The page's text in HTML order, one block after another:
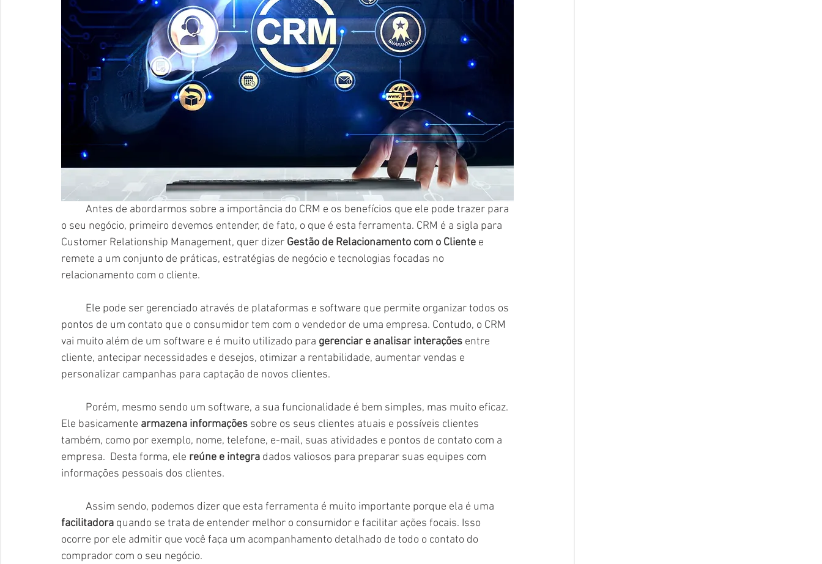
o seu negócio, primeiro devemos entender, de fato, o que é esta ferramenta. CRM é a sigla para
Customer Relationship Management, quer dizer Gestão de Relacionamento com o Cliente e
remete a um conjunto de práticas, estratégias de negócio e tecnologias focadas no
relacionamento com o cliente.
pontos de um contato que o consumidor tem com o vendedor de uma empresa. Contudo, o CRM
vai muito além de um software e é muito utilizado para gerenciar e analisar interações entre
cliente, antecipar necessidades e desejos, otimizar a rentabilidade, aumentar vendas e
personalizar campanhas para captação de novos clientes.
Ele basicamente armazena informações sobre os seus clientes atuais e possíveis clientes
também, como por exemplo, nome, telefone, e-mail, suas atividades e pontos de contato com a
empresa.  Desta forma, ele reúne e integra dados valiosos para preparar suas equipes com
informações pessoais dos clientes.
	Assim sendo, podemos dizer que esta ferramenta é muito importante porque ela é uma
facilitadora quando se trata de entender melhor o consumidor e facilitar ações focais. Isso
ocorre por ele admitir que você faça um acompanhamento detalhado de todo o contato do
comprador com o seu negócio.